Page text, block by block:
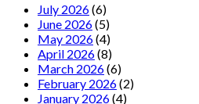
July 2026(6)
June 2026(5)
May 2026(4)
April 2026(8)
March 2026(6)
February 2026(2)
January 2026(4)